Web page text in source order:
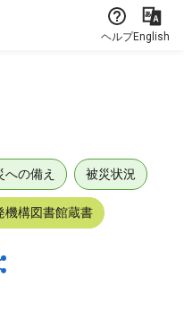
ヘルプEnglish
への備え 被災状況
機構図書館蔵書